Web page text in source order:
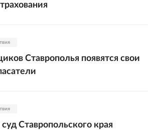
Ставрополья появятся свои
Ставропольского края